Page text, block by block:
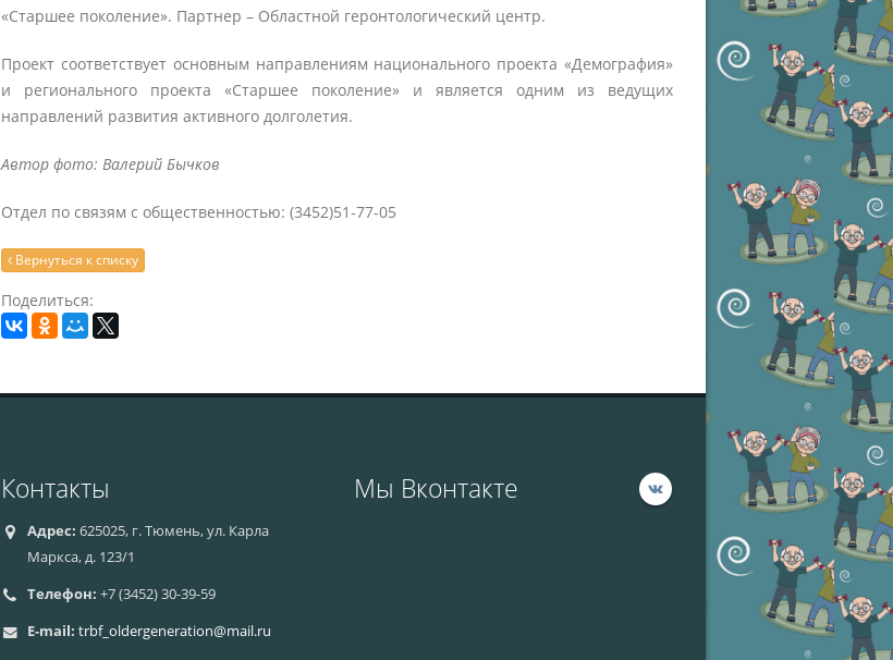
«Старшее поколение». Партнер – Областной геронтологический центр.
Проект соответствует основным направлениям национального проекта «Демография»
и регионального проекта «Старшее поколение» и является одним из ведущих
направлений развития активного долголетия.
Автор фото: Валерий Бычков
Отдел по связям с общественностью: (3452)51-77-05
Вернуться к списку
Поделиться:
Контакты
Адрес: 625025, г. Тюмень, ул. Карла
Маркса, д. 123/1
Телефон: +7 (3452) 30-39-59
E-mail: trbf_oldergeneration@mail.ru
Мы Вконтакте